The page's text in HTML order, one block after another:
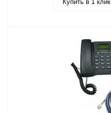
Купить в 1 клик